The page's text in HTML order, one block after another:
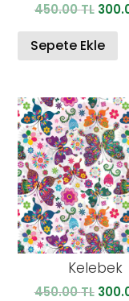
450.00TL
Sepete Ekle
Kelebek
450.00TL